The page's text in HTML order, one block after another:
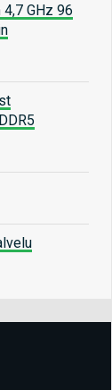
GHz 96